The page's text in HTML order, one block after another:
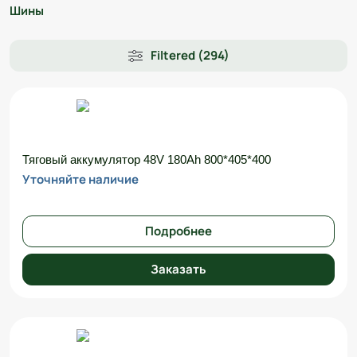
Шины
Filtered (294)
Тяговый аккумулятор 48V 180Ah 800*405*400
Уточняйте наличие
Подробнее
Заказать